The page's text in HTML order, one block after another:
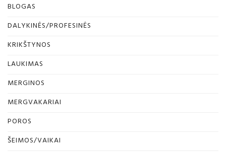
BLOGAS
DALYKINĖS/PROFESINĖS
KRIKŠTYNOS
LAUKIMAS
MERGINOS
MERGVAKARIAI
POROS
ŠEIMOS/VAIKAI